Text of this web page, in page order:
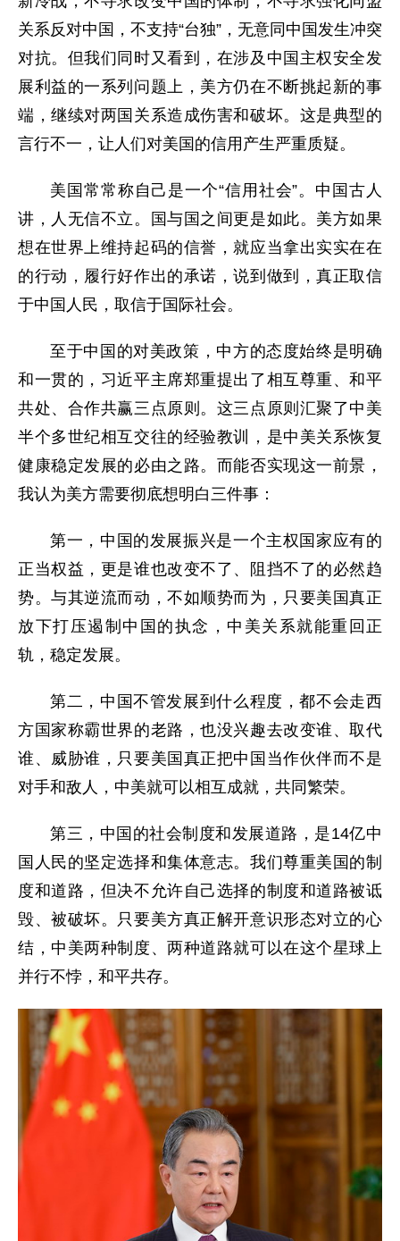
关系反对中国，不支持“台独”，无意同中国发生冲突
对抗。但我们同时又看到，在涉及中国主权安全发
展利益的一系列问题上，美方仍在不断挑起新的事
端，继续对两国关系造成伤害和破坏。这是典型的
言行不一，让人们对美国的信用产生严重质疑。
美国常常称自己是一个“信用社会”。中国古人
讲，人无信不立。国与国之间更是如此。美方如果
想在世界上维持起码的信誉，就应当拿出实实在在
的行动，履行好作出的承诺，说到做到，真正取信
于中国人民，取信于国际社会。
至于中国的对美政策，中方的态度始终是明确
和一贯的，习近平主席郑重提出了相互尊重、和平
共处、合作共赢三点原则。这三点原则汇聚了中美
半个多世纪相互交往的经验教训，是中美关系恢复
健康稳定发展的必由之路。而能否实现这一前景，
我认为美方需要彻底想明白三件事：
第一，中国的发展振兴是一个主权国家应有的
正当权益，更是谁也改变不了、阻挡不了的必然趋
势。与其逆流而动，不如顺势而为，只要美国真正
放下打压遏制中国的执念，中美关系就能重回正
轨，稳定发展。
第二，中国不管发展到什么程度，都不会走西
方国家称霸世界的老路，也没兴趣去改变谁、取代
谁、威胁谁，只要美国真正把中国当作伙伴而不是
对手和敌人，中美就可以相互成就，共同繁荣。
第三，中国的社会制度和发展道路，是14亿中
国人民的坚定选择和集体意志。我们尊重美国的制
度和道路，但决不允许自己选择的制度和道路被诋
毁、被破坏。只要美方真正解开意识形态对立的心
结，中美两种制度、两种道路就可以在这个星球上
并行不悖，和平共存。